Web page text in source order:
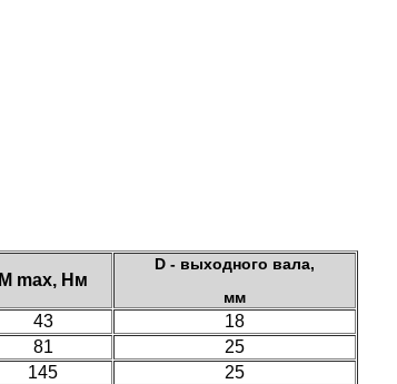
M max, Нм
D - выходного вала,
мм
43
18
81
25
145
25